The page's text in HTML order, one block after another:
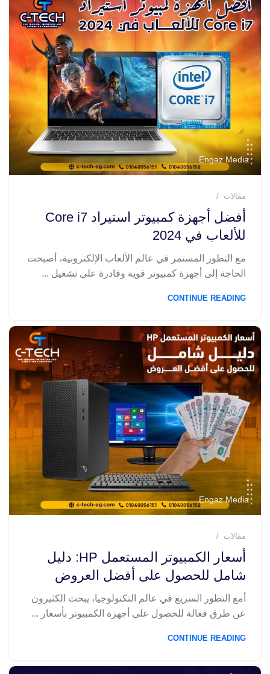
Engaz Media
مقالات
أفضل أجهزة كمبيوتر استيراد Core i7
للألعاب في 2024
مع التطور المستمر في عالم الألعاب الإلكترونية، أصبحت
الحاجة إلى أجهزة كمبيوتر قوية وقادرة على تشغيل ...
CONTINUE READING
Engaz Media
مقالات
أسعار الكمبيوتر المستعمل HP: دليل
شامل للحصول على أفضل العروض
أمع التطور السريع في عالم التكنولوجيا، يبحث الكثيرون
عن طرق فعالة للحصول على أجهزة الكمبيوتر بأسعار ...
CONTINUE READING